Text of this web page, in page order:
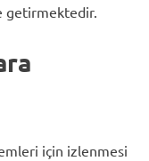
getirmektedir.
için izlenmesi